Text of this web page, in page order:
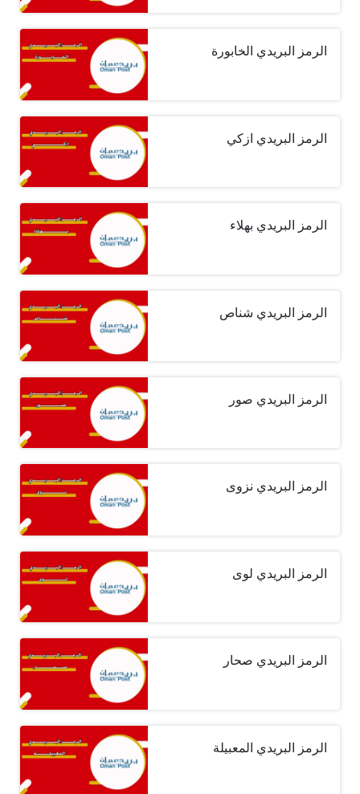
الرمز البريدي الخابورة
الرمز البريدي ازكي
الرمز البريدي بهلاء
الرمز البريدي شناص
الرمز البريدي صور
الرمز البريدي نزوى
الرمز البريدي لوى
الرمز البريدي صحار
الرمز البريدي المعبيلة